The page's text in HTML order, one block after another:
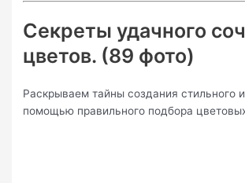
Секреты удачного
цветов. (89 фото)
Раскрываем тайны создания стильного
помощью правильного подбора